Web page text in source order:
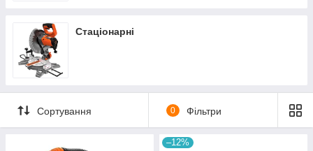
Стаціонарні
Сортування 0 Фільтри
–12%